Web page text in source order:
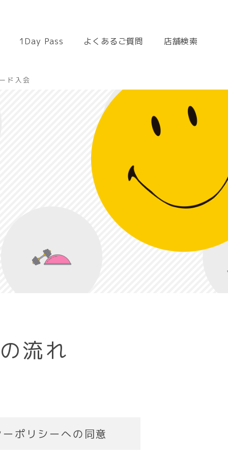
1Day Pass よくあるご質問 店舗検索
ド入会
流れ
ポリシーへの同意